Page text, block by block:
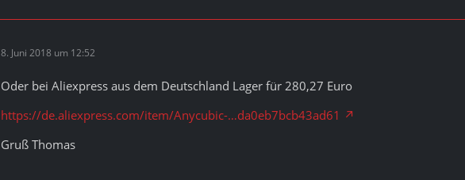
8. Juni 2018 um 12:52
Oder bei Aliexpress aus dem Deutschland Lager für 280,27 Euro
https://de.aliexpress.com/item/Anycubic-…da0eb7bcb43ad61
Gruß Thomas